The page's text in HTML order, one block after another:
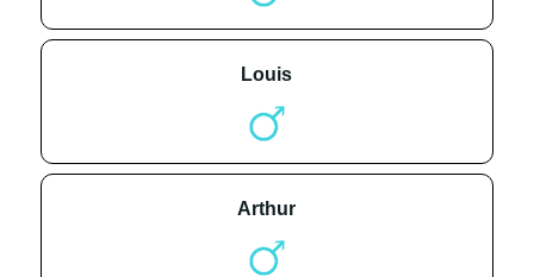
louis
arthur